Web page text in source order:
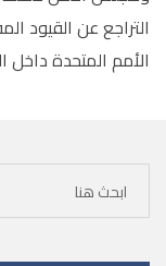
التراجع عن القيود
الأمم المتحدة داخل